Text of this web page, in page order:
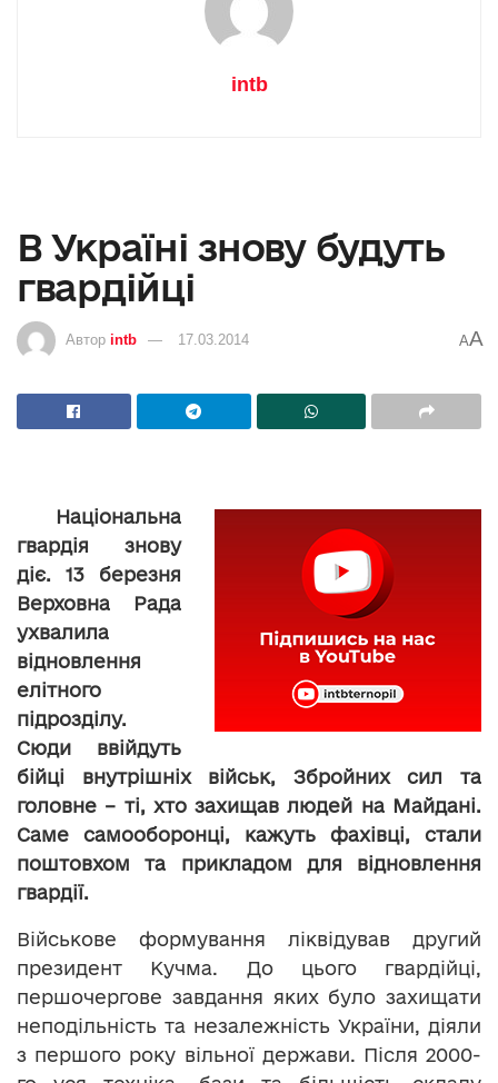
intb
В Україні знову будуть
гвардійці
Автор intb 17.03.2014 AA
Національна
гвардія знову
діє. 13 березня
Верховна Рада
ухвалила
відновлення
елітного
підрозділу.
Сюди ввійдуть
бійці внутрішніх військ, Збройних сил та
головне – ті, хто захищав людей на Майдані.
Саме самооборонці, кажуть фахівці, стали
поштовхом та прикладом для відновлення
гвардії.
Військове формування ліквідував другий
президент Кучма. До цього гвардійці,
першочергове завдання яких було захищати
неподільність та незалежність України, діяли
з першого року вільної держави. Після 2000-